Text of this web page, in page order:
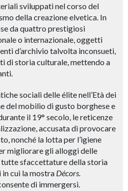
sviluppati nel corso del
della creazione elvetica. In
da quattro prestigiosi
o internazionale, oggetti
d’archivio talvolta inconsueti,
di storia culturale, mettendo a
sociali delle élite nell’Età dei
del mobilio di gusto borghese e
il 19° secolo, le reticenze
accusata di provocare
nonché la lotta per l’igiene
migliorare gli alloggi delle
sfaccettature della storia
in cui la mostra Décors.
di immergersi.